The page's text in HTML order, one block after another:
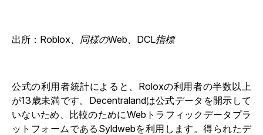
出所： Roblox、同様のWeb、DCL指標
公式の利用者統計によると、Roloxの利用者の半数以上
が13歳未満です。Decentralandは公式データを開示して
いないため、比較のためにWebトラフィックデータプラ
ットフォームであるSyldwebを利用します。得られたデ